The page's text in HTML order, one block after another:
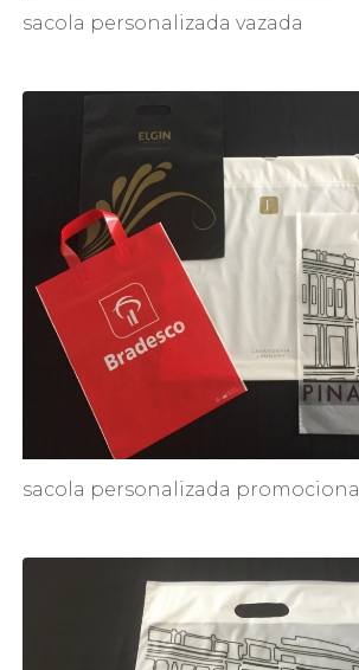
sacola personalizada vazada
sacola personalizada promocional